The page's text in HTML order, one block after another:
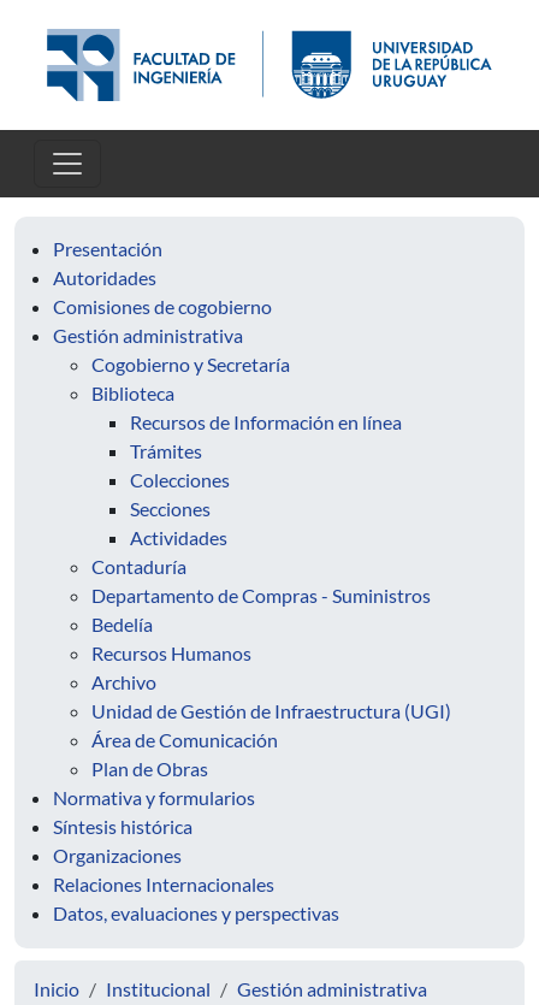
Presentación
Autoridades
Comisiones de cogobierno
Gestión administrativa
Cogobierno y Secretaría
Biblioteca
Recursos de Información en línea
Trámites
Colecciones
Secciones
Actividades
Contaduría
Departamento de Compras - Suministros
Bedelía
Recursos Humanos
Archivo
Unidad de Gestión de Infraestructura (UGI)
Área de Comunicación
Plan de Obras
Normativa y formularios
Síntesis histórica
Organizaciones
Relaciones Internacionales
Datos, evaluaciones y perspectivas
Inicio Institucional
Gestión administrativa